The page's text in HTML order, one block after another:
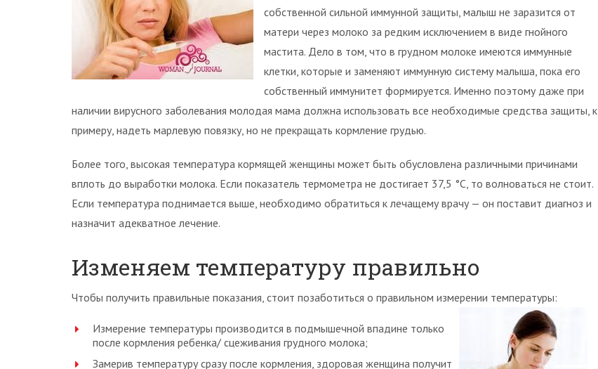
собственной сильной иммунной защиты, малыш не заразится от
матери через молоко за редким исключением в виде гнойного
мастита. Дело в том, что в грудном молоке имеются иммунные
клетки, которые и заменяют иммунную систему малыша, пока его
собственный иммунитет формируется. Именно поэтому даже при
наличии вирусного заболевания молодая мама должна использовать все необходимые средства защиты, к
примеру, надеть марлевую повязку, но не прекращать кормление грудью.
Более того, высокая температура кормящей женщины может быть обусловлена различными причинами
вплоть до выработки молока. Если показатель термометра не достигает 37,5 °С, то волноваться не стоит.
Если температура поднимается выше, необходимо обратиться к лечащему врачу — он поставит диагноз и
назначит адекватное лечение.
Изменяем температуру правильно
Чтобы получить правильные показания, стоит позаботиться о правильном измерении температуры:
Измерение температуры производится в подмышечной впадине только
после кормления ребенка/ сцеживания грудного молока;
Замерив температуру сразу после кормления, здоровая женщина получит